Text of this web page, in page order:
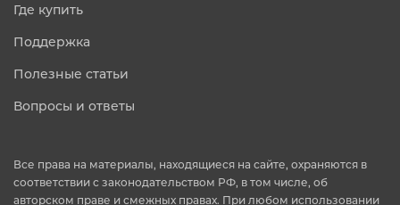
Где купить
Поддержка
Полезные статьи
Вопросы и ответы
Все права на материалы, находящиеся на сайте, охраняются в
соответствии с законодательством РФ, в том числе, об
авторском праве и смежных правах. При любом использовании